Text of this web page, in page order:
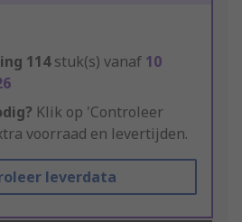
114stuk(s) vanaf 10
Klik op 'Controleer
voorraad en levertijden.
leverdata